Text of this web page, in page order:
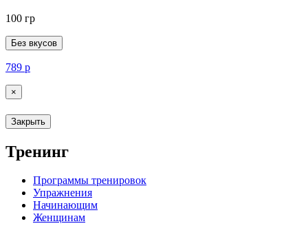
100 гр
Без вкусов
789 р
×
Закрыть
Тренинг
Программы тренировок
Упражнения
Начинающим
Женщинам